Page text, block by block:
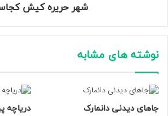
شهر حریره کیش
نوشته های مشابه
جاهای دیدنی دانمارک دریاچه